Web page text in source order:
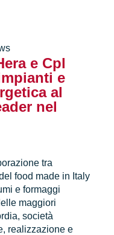
e Cpl
e
al
nel
tra
food made in Italy
e formaggi
maggiori
società
realizzazione e